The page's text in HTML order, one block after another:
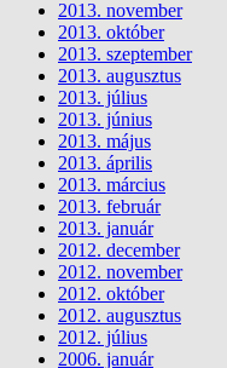
2013. november
2013. október
2013. szeptember
2013. augusztus
2013. július
2013. június
2013. május
2013. április
2013. március
2013. február
2013. január
2012. december
2012. november
2012. október
2012. augusztus
2012. július
2006. január